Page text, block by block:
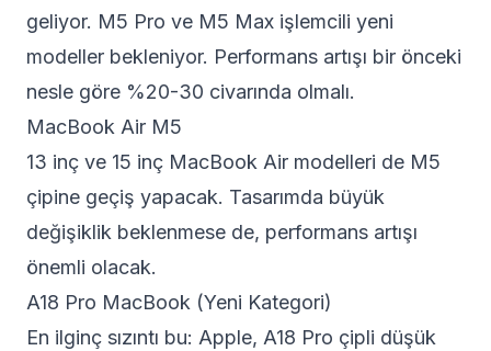
geliyor. M5 Pro ve M5 Max işlemcili yeni
modeller bekleniyor. Performans artışı bir önceki
nesle göre %20-30 civarında olmalı.
MacBook Air M5
13 inç ve 15 inç MacBook Air modelleri de M5
çipine geçiş yapacak. Tasarımda büyük
değişiklik beklenmese de, performans artışı
önemli olacak.
A18 Pro MacBook (Yeni Kategori)
En ilginç sızıntı bu: Apple, A18 Pro çipli düşük